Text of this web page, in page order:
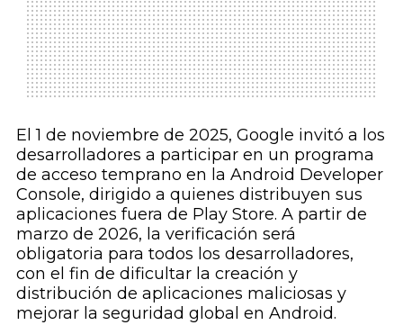
El 1 de noviembre de 2025, Google invitó a los
desarrolladores a participar en un programa
de acceso temprano en la Android Developer
Console, dirigido a quienes distribuyen sus
aplicaciones fuera de Play Store. A partir de
marzo de 2026, la verificación será
obligatoria para todos los desarrolladores,
con el fin de dificultar la creación y
distribución de aplicaciones maliciosas y
mejorar la seguridad global en Android.